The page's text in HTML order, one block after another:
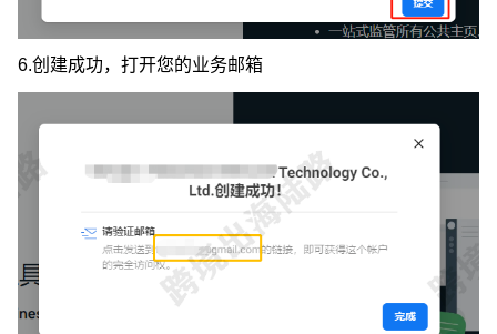
6.创建成功，打开您的业务邮箱